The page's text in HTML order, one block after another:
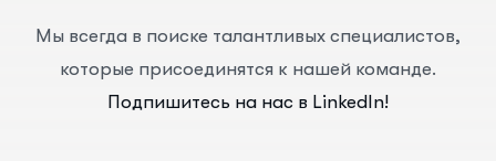
Мы всегда в поиске талантливых специалистов,
которые присоединятся к нашей команде.
Подпишитесь на нас в LinkedIn!